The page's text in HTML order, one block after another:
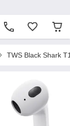
TWS Black Shark